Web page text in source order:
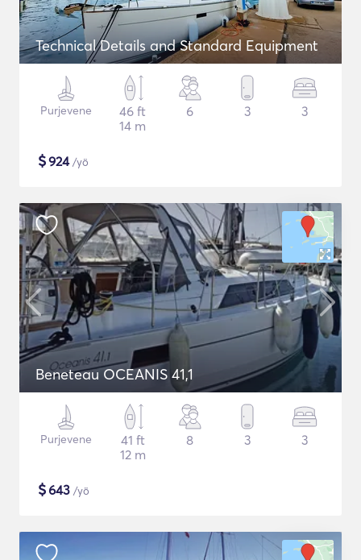
Technical Details and Standard Equipment
Purjevene
46 ft
14 m
6 3 3
$924/yö
Beneteau OCEANIS 41,1
Purjevene
41 ft
12 m
8 3 3
$643 /yö